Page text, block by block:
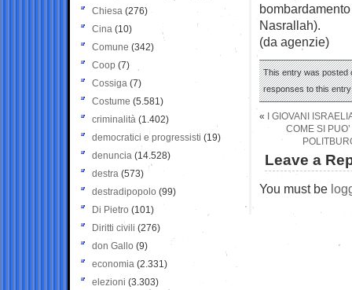
Nasrallah).
(da agenzie)
This entry was posted
responses to this
«
I GIOVANI
COME SI
Leave a
You must be
Chiesa (276)
Cina (10)
Comune (342)
Coop (7)
Cossiga (7)
Costume (5.581)
criminalità (1.402)
democratici e progressisti (19)
denuncia (14.528)
destra (573)
destradipopolo (99)
Di Pietro (101)
Diritti civili (276)
don Gallo (9)
economia (2.331)
elezioni (3.303)